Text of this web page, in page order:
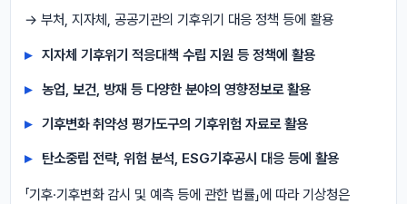
→ 부처, 지자체, 공공기관의 기후위기 대응 정책 등에 활용
지자체 기후위기 적응대책 수립 지원 등 정책에 활용
농업, 보건, 방재 등 다양한 분야의 영향정보로 활용
기후변화 취약성 평가도구의 기후위험 자료로 활용
탄소중립 전략, 위험 분석, ESG기후공시 대응 등에 활용
「기후·기후변화 감시 및 예측 등에 관한 법률」에 따라 기상청은